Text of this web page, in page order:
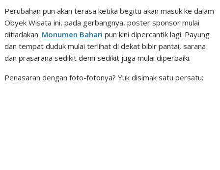
Perubahan pun akan terasa ketika begitu akan masuk ke dalam
Obyek Wisata ini, pada gerbangnya, poster sponsor mulai
ditiadakan. Monumen Bahari pun kini dipercantik lagi. Payung
dan tempat duduk mulai terlihat di dekat bibir pantai, sarana
dan prasarana sedikit demi sedikit juga mulai diperbaiki.
Penasaran dengan foto-fotonya? Yuk disimak satu persatu: